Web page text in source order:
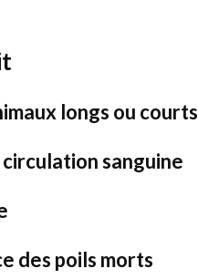
longs ou courts
sanguine
des poils morts